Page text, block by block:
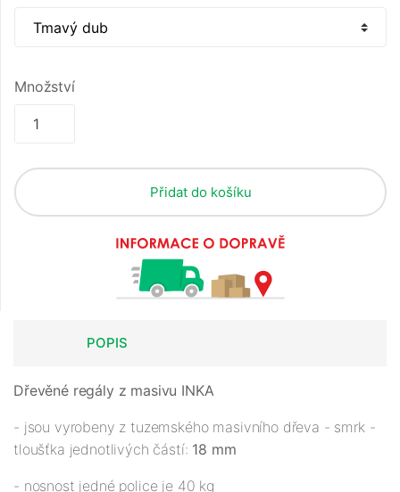
Množství
Přidat do košíku
POPIS
Dřevěné regály z masivu INKA
- jsou vyrobeny z tuzemského masivního dřeva - smrk -
tloušťka jednotlivých částí: 18 mm
- nosnost jedné police je 40 kg